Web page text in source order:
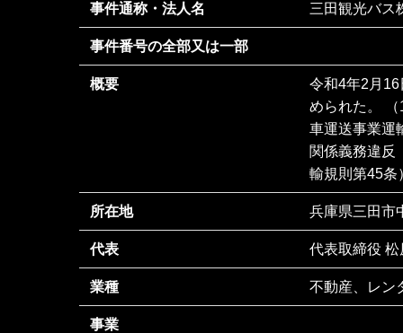
事件通称・法人名 三田観光バス
事件番号の全部又は一部
概要
令和4年2月
められた。
車運送事業運
関係義務違反
輸規則第45条
所在地 兵庫県三田市
代表 代表取締役 松
業種 不動産、レン
事業